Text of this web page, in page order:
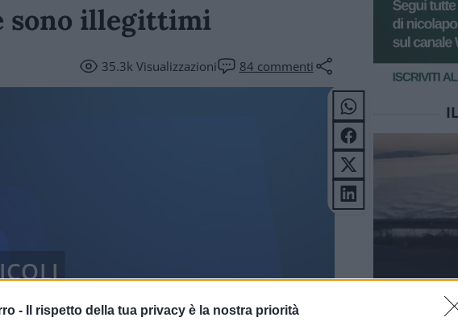
- Il rispetto della tua privacy è la nostra priorità
sono illegittimi
35.3kVisualizzazioni 84 commenti